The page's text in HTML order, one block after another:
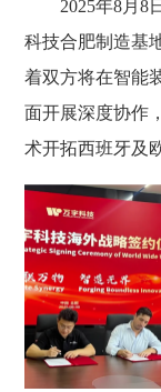
2025年8月8
科技合肥制造基
着双方将在智能
面开展深度协作
术开拓西班牙及